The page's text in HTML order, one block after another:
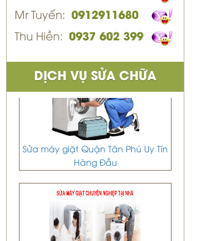
Mr Tuyến: 0912911680
Thu Hiền: 0937 602 399
DỊCH VỤ SỬA CHỮA
Sửa máy giặt Quận Tân Phú Uy Tín
Hàng Đầu